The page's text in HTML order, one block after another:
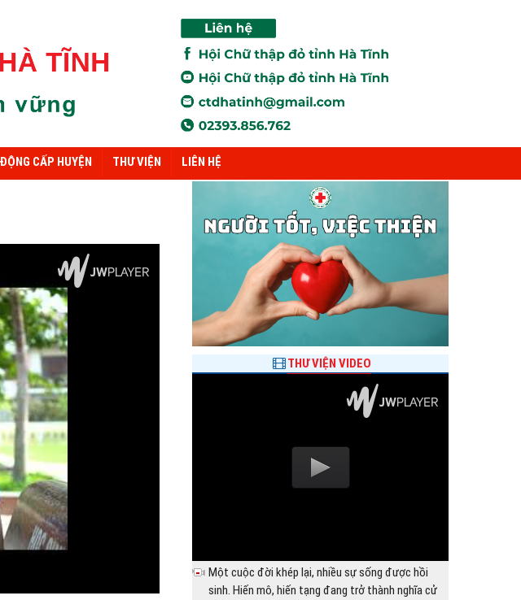
CẤP HUYỆN THƯ VIỆN LIÊN HỆ
THƯ VIỆN VIDEO
Một cuộc đời khép lại, nhiều sự sống được hồi
sinh. Hiến mô, hiến tạng đang trở thành nghĩa cử